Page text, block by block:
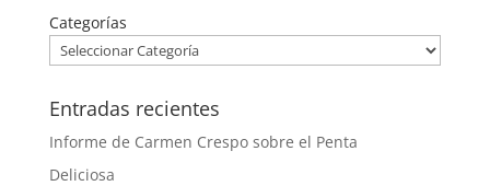
Categorías
Entradas recientes
Informe de Carmen Crespo sobre el Penta
Deliciosa